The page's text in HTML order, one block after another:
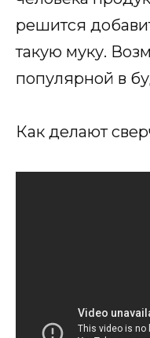
решится
такую муку.
популярной в
Как делают